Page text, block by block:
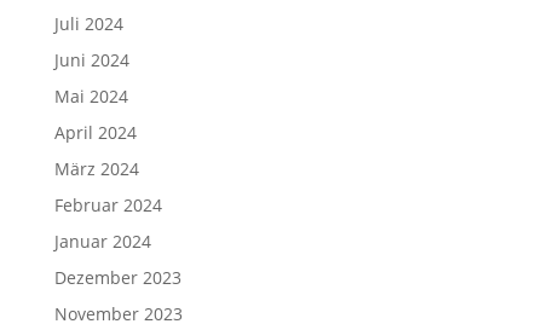
Juli 2024
Juni 2024
Mai 2024
April 2024
März 2024
Februar 2024
Januar 2024
Dezember 2023
November 2023